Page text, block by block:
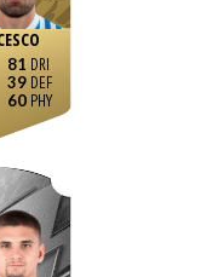
81
39
60